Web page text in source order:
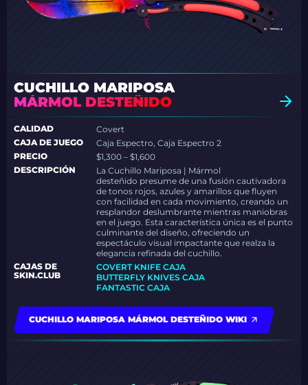
CUCHILLO MARIPOSA
MÁRMOL DESTEÑIDO
CALIDAD
Covert
CAJA DE JUEGO
Caja Espectro, Caja Espectro 2
PRECIO
$1,300 – $1,600
DESCRIPCIÓN
La Cuchillo Mariposa | Mármol
desteñido presume de una fusión cautivadora
de tonos rojos, azules y amarillos que fluyen
con facilidad en cada movimiento, creando un
resplandor deslumbrante mientras maniobras
en el juego. Esta característica única es el punto
culminante del diseño, ofreciendo un
espectáculo visual impactante que realza la
elegancia refinada del cuchillo.
CAJAS DE
SKIN.CLUB
COVERT KNIFE CAJA
BUTTERFLY KNIVES CAJA
FANTASTIC CAJA
CUCHILLO MARIPOSA MÁRMOL DESTEÑIDO WIKI